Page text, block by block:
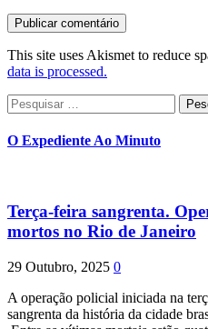
This site uses Akismet to reduce
data is processed.
Pesquisar
por:
O Expediente Ao Minuto
Terça-feira sangrenta.
mortos no Rio de Janeiro
29 Outubro, 2025 0
A operação policial iniciada na
sangrenta da história da cidade